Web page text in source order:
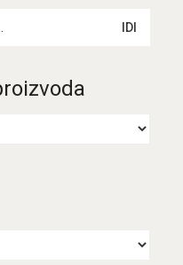
IDI